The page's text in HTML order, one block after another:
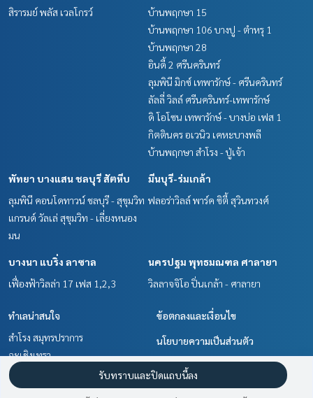
สิรารมย์ พลัส เวลโกรว์
บ้านพฤกษา 15
บ้านพฤกษา 106 บางปู - ตำหรุ 1
บ้านพฤกษา 28
อินดี้ 2 ศรีนครินทร์
ลุมพินี มิกซ์ เทพารักษ์ - ศรีนครินทร์
ลัลลี่ วิลล์ ศรีนครินทร์-เทพารักษ์
ดิ โอโซน เทพารักษ์ - บางบ่อ เฟส 1
กิตตินคร อเวนิว เคหะบางพลี
บ้านพฤกษา สำโรง - ปู่เจ้า
พัทยา บางแสน ชลบุรี สัตหีบ
ลุมพินี คอนโดทาวน์ ชลบุรี - สุขุมวิท
แกรนด์ วัลเล่ สุขุมวิท - เลี่ยงหนอง
มน
มีนบุรี-ร่มเกล้า
ฟลอร่าวิลล์ พาร์ค ซิตี้ สุวินทวงศ์
บางนา แบริ่ง ลาซาล
เฟื่องฟ้าวิลล่า 17 เฟส 1,2,3
นครปฐม พุทธมณฑล ศาลายา
วิลลาจจิโอ ปิ่นเกล้า - ศาลายา
ทำเลน่าสนใจ
สำโรง สมุทรปราการ
ฉะเชิงเทรา
มีนบุรี-ร่มเกล้า
บางนา แบริ่ง ลาซาล
ข้อตกลงและเงื่อนไข
นโยบายความเป็นส่วนตัว
เกี่ยวกับเรา
วิธีการฝากขาย-เช่า
รับทราบและปิดแถบนี้ลง